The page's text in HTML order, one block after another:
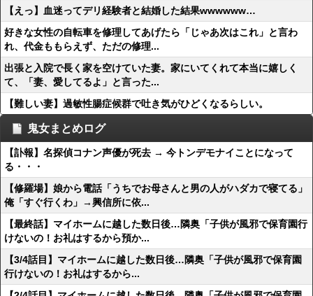
【えっ】血迷ってデリ経験者と結婚した結果wwwwww…
好きな女性の自転車を修理してあげたら「じゃあ次はこれ」と言わ
れ、代金ももらえず、ただの修理...
出張と入院で長く家を空けていた妻。家にいてくれて本当に嬉しく
て、「妻、愛してるよ」と言った...
【難しい妻】過敏性腸症候群で吐き気がひどくなるらしい。
鬼女まとめログ
【訃報】名探偵コナン声優が死去 → 今トンデモナイことになって
る・・・
【修羅場】娘から電話「うちでお母さんと男の人がハダカで寝てる」
俺「すぐ行くわ」→興信所に依...
【最終話】マイホームに越した数日後…隣奥「子供が風邪で保育園行
けないの！お礼はするから預か...
【3/4話目】マイホームに越した数日後…隣奥「子供が風邪で保育園
行けないの！お礼はするから...